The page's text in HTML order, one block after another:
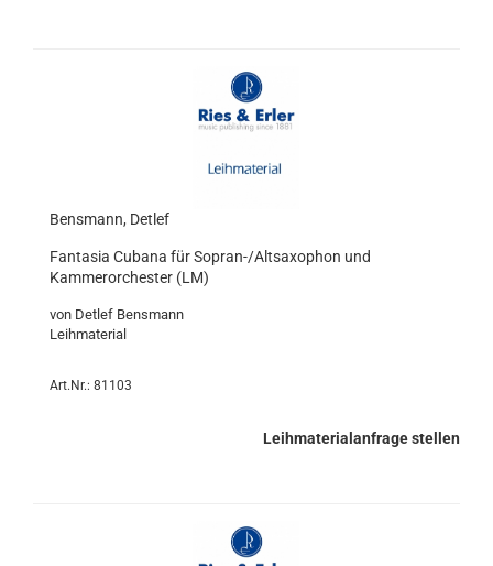
Bensmann, Detlef
Fantasia Cubana für Sopran-/Altsaxophon und
Kammerorchester (LM)
von Detlef Bensmann
Leihmaterial
Art.Nr.: 81103
Leihmaterialanfrage stellen